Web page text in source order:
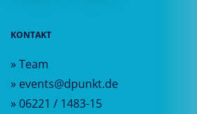
KONTAKT
» Team
» events@dpunkt.de
» 06221 / 1483-15